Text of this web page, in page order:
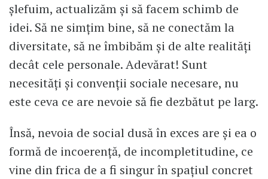
șlefuim, actualizăm și să facem schimb de
idei. Să ne simțim bine, să ne conectăm la
diversitate, să ne îmbibăm și de alte realități
decât cele personale. Adevărat! Sunt
necesități și convenții sociale necesare, nu
este ceva ce are nevoie să fie dezbătut pe larg.
Însă, nevoia de social dusă în exces are și ea o
formă de incoerență, de incompletitudine, ce
vine din frica de a fi singur în spațiul concret